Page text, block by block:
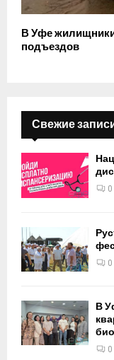
В Уфе
подъездов
Свежие
0
0
В
0